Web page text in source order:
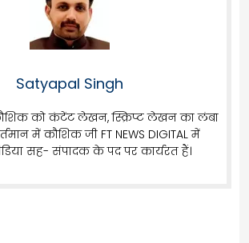
Satyapal Singh
को कंटेंट लेखन, स्क्रिप्ट लेखन का लंबा
में कौशिक जी FT NEWS DIGITAL में
सह- संपादक के पद पर कार्यरत हैं।